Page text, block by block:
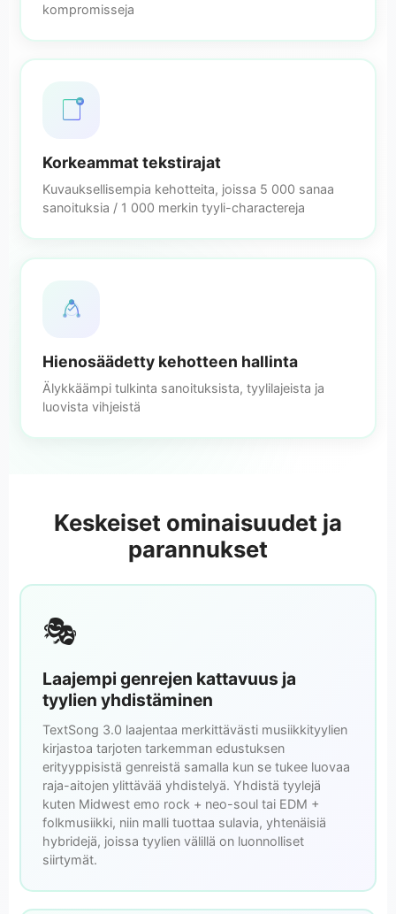
kompromisseja
5K
Korkeammat tekstirajat
Kuvauksellisempia kehotteita, joissa 5 000 sanaa
sanoituksia / 1 000 merkin tyyli-charactereja
Hienosäädetty kehotteen hallinta
Älykkäämpi tulkinta sanoituksista, tyylilajeista ja
luovista vihjeistä
Keskeiset ominaisuudet ja
parannukset
🎭
Laajempi genrejen kattavuus ja
tyylien yhdistäminen
TextSong 3.0 laajentaa merkittävästi musiikkityylien
kirjastoa tarjoten tarkemman edustuksen
erityyppisistä genreistä samalla kun se tukee luovaa
raja-aitojen ylittävää yhdistelyä. Yhdistä tyylejä
kuten Midwest emo rock + neo-soul tai EDM +
folkmusiikki, niin malli tuottaa sulavia, yhtenäisiä
hybridejä, joissa tyylien välillä on luonnolliset
siirtymät.